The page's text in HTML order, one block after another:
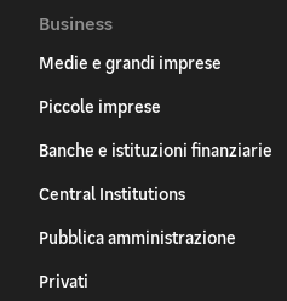
Business
Medie e grandi imprese
Piccole imprese
Banche e istituzioni finanziarie
Central Institutions
Pubblica amministrazione
Privati